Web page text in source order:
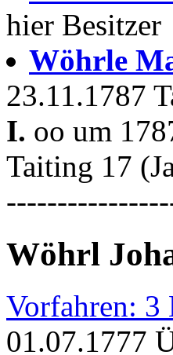
hier Besitzer
Wöhrle
23.11.1787
I. oo um
Taiting 17
Wöhrl
Vorfahren: 3
01.07.1777